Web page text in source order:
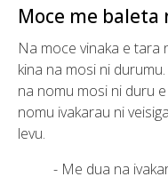
Moce me
Na moce vinaka e tara
kina na mosi ni
na nomu mosi ni duru
nomu ivakarau ni
levu.
- Me dua na